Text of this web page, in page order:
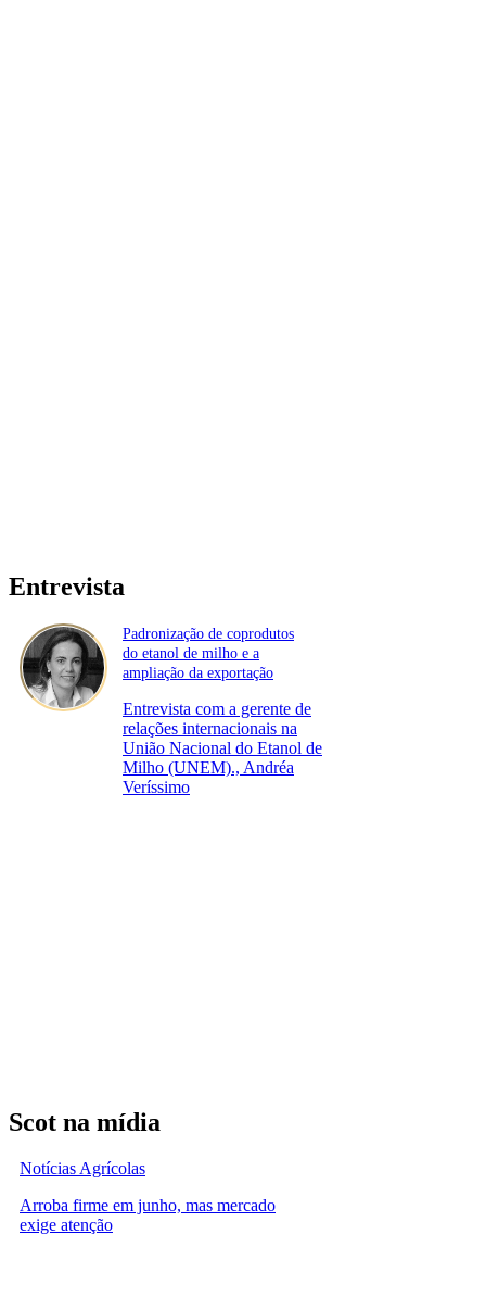
Entrevista
Padronização de coprodutos
do etanol de milho e a
ampliação da exportação
Entrevista com a gerente de
relações internacionais na
União Nacional do Etanol de
Milho (UNEM)., Andréa
Veríssimo
Scot na mídia
Notícias Agrícolas
Arroba firme em junho, mas mercado
exige atenção